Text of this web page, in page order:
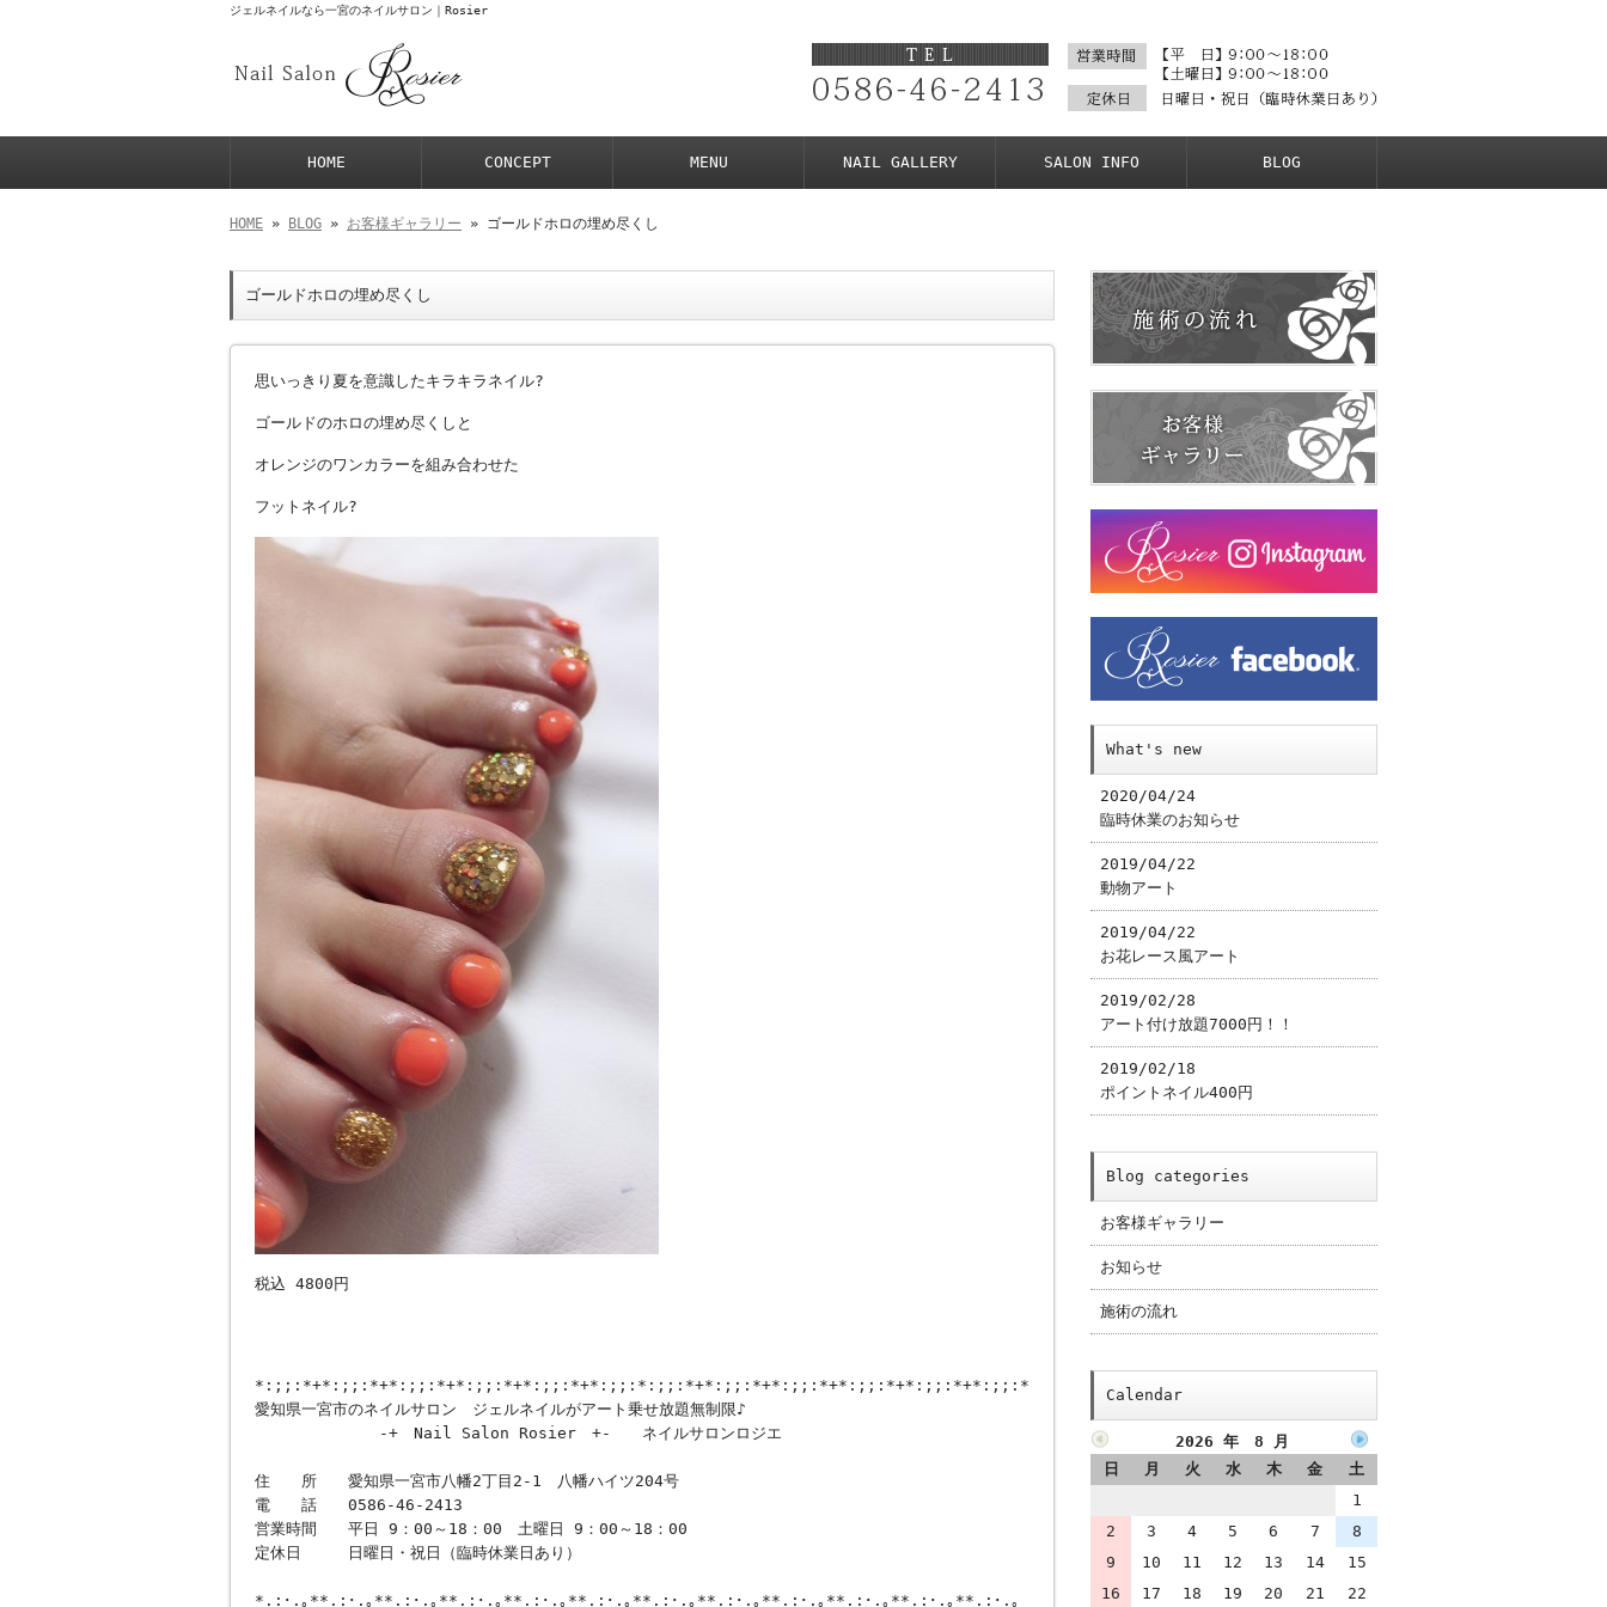
ジェルネイルなら一宮のネイルサロン｜Rosier
HOME CONCEPT MENU NAIL GALLERY SALON INFO BLOG
HOME » BLOG » お客様ギャラリー » ゴールドホロの埋め尽くし
ゴールドホロの埋め尽くし
思いっきり夏を意識したキラキラネイル?
ゴールドのホロの埋め尽くしと
オレンジのワンカラーを組み合わせた
フットネイル?
税込 4800円
*:;;:*+*:;;:*+*:;;:*+*:;;:*+*:;;:*+*:;;:*:;;:*+*:;;:*+*:;;:*+*:;;:*+*:;;:*+*:;;:*+*:;;:*+*:;;:*+*:;;:*
愛知県一宮市のネイルサロン ジェルネイルがアート乗せ放題無制限♪
-+ Nail Salon Rosier +- ネイルサロンロジエ
住 所 愛知県一宮市八幡2丁目2-1 八幡ハイツ204号
電 話 0586-46-2413
営業時間 平日 9：00～18：00 土曜日 9：00～18：00
定休日 日曜日・祝日（臨時休業日あり）
*.:･.｡**.:･.｡**.:･.｡**.:･.｡**.:･.｡**.:･.｡**.:･.｡**.:･.｡**.:･.｡**.:･.｡**.:･.｡**.:･.｡
What's new
2020/04/24
臨時休業のお知らせ
2019/04/22
動物アート
2019/04/22
お花レース風アート
2019/02/28
アート付け放題7000円！！
2019/02/18
ポイントネイル400円
Blog categories
お客様ギャラリー
お知らせ
施術の流れ
Calendar
2026 年 8 月
日
月 火 水 木 金
土
1
2
3 4 5 6 7
8
9
10 11 12 13 14
15
16
17 18 19 20 21 22